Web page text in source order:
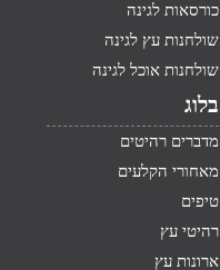
כורסאות לגינה
שולחנות עץ לגינה
שולחנות אוכל לגינה
בלוג
מדברים רהיטים
מאחורי הקלעים
טיפים
רהיטי עץ
ארונות עץ